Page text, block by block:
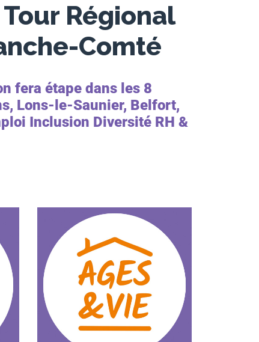
Régional
Comté
fera étape dans les 8
Lons-le-Saunier, Belfort,
Inclusion Diversité RH &